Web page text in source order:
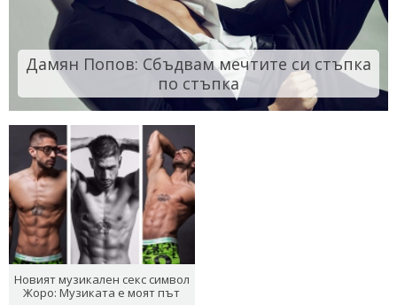
Дамян Попов: Сбъдвам мечтите си стъпка
по стъпка
Новият музикален секс символ
Жоро: Музиката е моят път